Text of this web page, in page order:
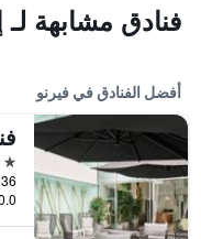
فنادق مشابهة
أفضل الفنادق في فيرنو
4 نجوم
0.0 كيلومتر عن وسط